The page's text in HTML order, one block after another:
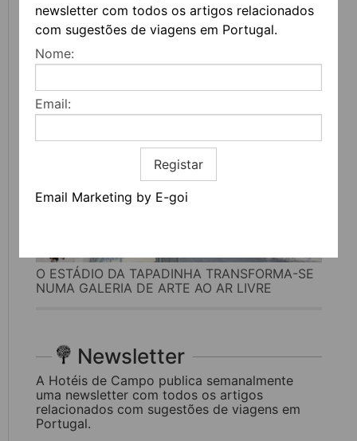
newsletter com todos os artigos relacionados
com sugestões de viagens em Portugal.
Nome:
Email:
Registar
Email Marketing by E-goi
UVVA REGRESSA A AMARANTE PARA
CELEBRAR O VINHO, A GASTRONOMIA E A
CULTURA
O ESTÁDIO DA TAPADINHA TRANSFORMA-SE
NUMA GALERIA DE ARTE AO AR LIVRE
Newsletter
A Hotéis de Campo publica semanalmente
uma newsletter com todos os artigos
relacionados com sugestões de viagens em
Portugal.